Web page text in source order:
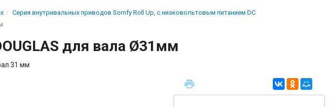
Серия внутривальных приводов Somfy Roll Up, с низковольтовым питанием DC
для вала Ø31мм
31 мм